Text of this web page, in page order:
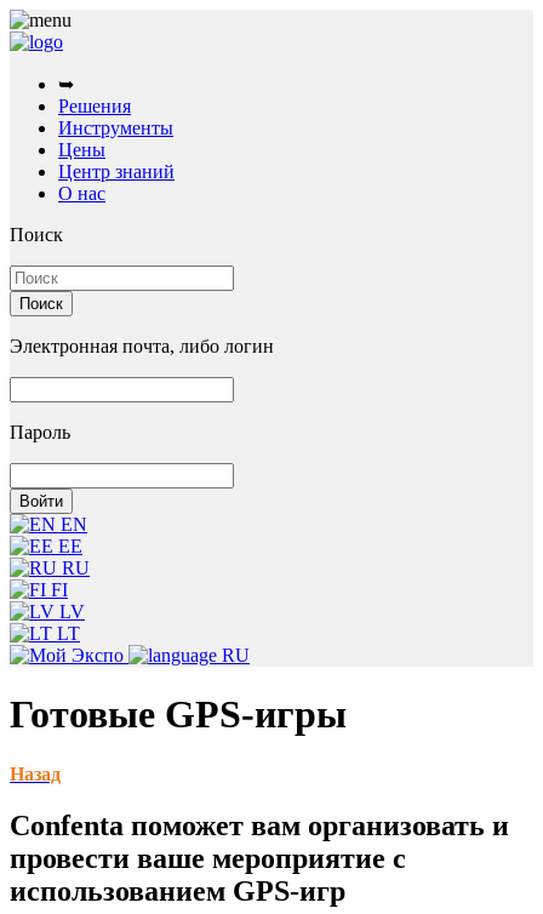
➥
Решения
Инструменты
Цены
Центр знаний
О нас
Поиск
Электронная почта, либо логин
Пароль
EN
EE
RU
FI
LV
LT
RU
Готовые GPS-игры
Назад
Confenta поможет вам организовать и
провести ваше мероприятие с
использованием GPS-игр